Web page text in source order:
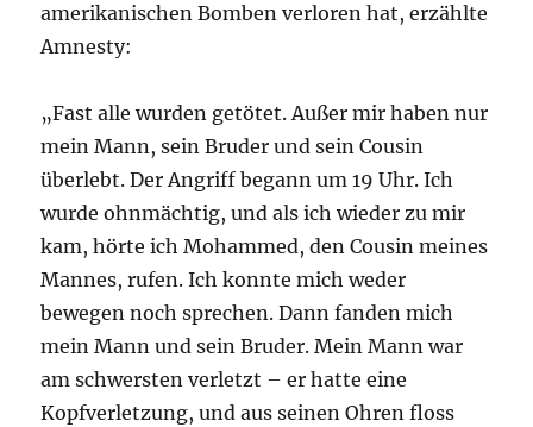
amerikanischen Bomben verloren hat, erzählte
Amnesty:
„Fast alle wurden getötet. Außer mir haben nur
mein Mann, sein Bruder und sein Cousin
überlebt. Der Angriff begann um 19 Uhr. Ich
wurde ohnmächtig, und als ich wieder zu mir
kam, hörte ich Mohammed, den Cousin meines
Mannes, rufen. Ich konnte mich weder
bewegen noch sprechen. Dann fanden mich
mein Mann und sein Bruder. Mein Mann war
am schwersten verletzt – er hatte eine
Kopfverletzung, und aus seinen Ohren floss